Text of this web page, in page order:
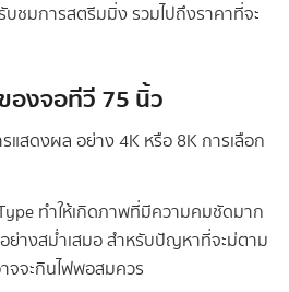
ชมการสตรีมมิ่ง รวมไปถึงราคาที่จะ
องจอทีวี 75 นิ้ว
แสดงผล อย่าง 4K หรือ 8K การเลือก
ทำให้เกิดภาพที่มีความคมชัดมาก
ย่างสม่ำเสมอ สำหรับปัญหาที่จะม่ตาม
จจะกินไฟพอสมควร